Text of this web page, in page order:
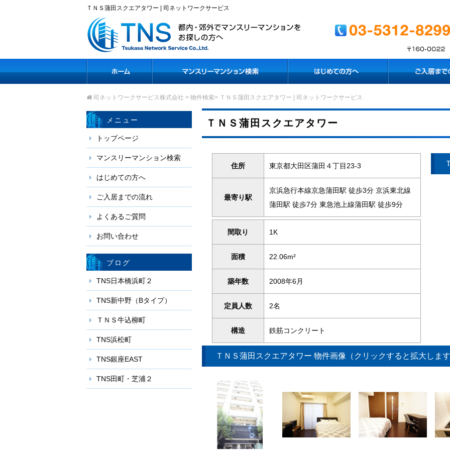
ＴＮＳ蒲田スクエアタワー | 司ネットワークサービス
司ネットワークサービス株式会社 > 物件検索> ＴＮＳ蒲田スクエアタワー | 司ネットワークサービス
ＴＮＳ蒲田スクエアタワー
住所 東京都大田区蒲田４丁目23-3
最寄り駅
京浜急行本線京急蒲田駅 徒歩3分 京浜東北線
蒲田駅 徒歩7分 東急池上線蒲田駅 徒歩9分
間取り 1K
面積 22.06m²
築年数 2008年6月
定員人数 2名
構造 鉄筋コンクリート
ＴＮＳ蒲田スクエアタワー 物件画像（クリックすると拡大しま
メニュー
トップページ
マンスリーマンション検索
はじめての方へ
ご入居までの流れ
よくあるご質問
お問い合わせ
ブログ
TNS日本橋浜町２
TNS新中野（Bタイプ）
ＴＮＳ牛込柳町
TNS浜松町
TNS銀座EAST
TNS田町・芝浦２